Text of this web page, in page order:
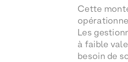
Cette
Les
à faible
besoin de